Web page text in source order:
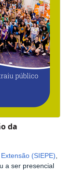
da
(SIEPE),
a ser presencial